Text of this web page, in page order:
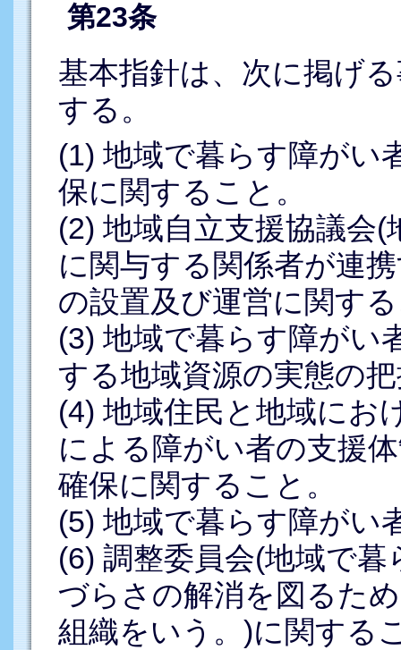
第23条
基本指針は、次に掲げ
する。
(1) 地域で暮らす障がい
保に関すること。
(2) 地域自立支援協議会
に関与する関係者が連
の設置及び運営に関す
(3) 地域で暮らす障がい
する地域資源の実態の
(4) 地域住民と地域にお
による障がい者の支援
確保に関すること。
(5) 地域で暮らす障がい
(6) 調整委員会(地域で
づらさの解消を図るた
組織をいう。)に関する